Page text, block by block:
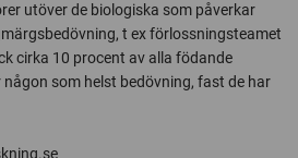
utöver de biologiska som påverkar
t ex förlossningsteamet
cirka 10 procent av alla födande
som helst bedövning, fast de har